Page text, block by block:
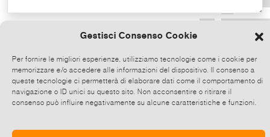
Gestisci Consenso Cookie
Per fornire le migliori esperienze, utilizziamo tecnologie come i cookie per
memorizzare e/o accedere alle informazioni del dispositivo. Il consenso a
queste tecnologie ci permetterà di elaborare dati come il comportamento di
navigazione o ID unici su questo sito. Non acconsentire o ritirare il
consenso può influire negativamente su alcune caratteristiche e funzioni.
Copia il testo
Condividi direttamente su Whatsapp,
clicca e poi scegli fino a 5 contatti alla
volta con cui condividere questo evento.
Invia